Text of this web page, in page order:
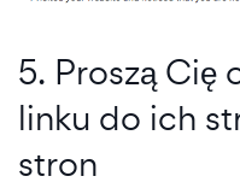
5. Proszą Cię
linku do ich
stron